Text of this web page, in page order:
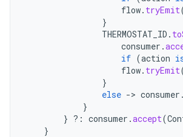
flow. tryEmit
}
THERMOSTAT_ID .
consumer .
if (action
flow. tryEmit
}
else -> consumer .
}
} ?: consumer .accept(
}